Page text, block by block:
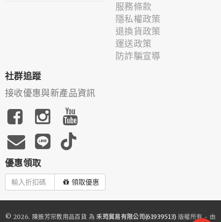
服務條款
隱私權政策
退換貨政策
運送政策
防詐騙宣導
社群追蹤
接收優惠與新產品資訊
優惠領取
領取優惠
© 2026. 陳振芳宗教用品百貨 為禾筠貿易有限公司(61939513) 版權所有 - 由